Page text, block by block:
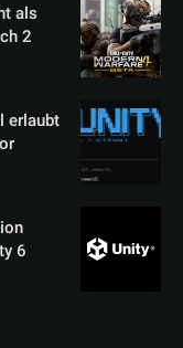
als
2
erlaubt
6